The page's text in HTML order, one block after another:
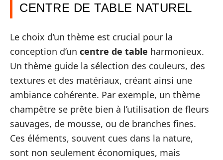
CENTRE DE TABLE NATUREL
Le choix d’un thème est crucial pour la
conception d’un centre de table harmonieux.
Un thème guide la sélection des couleurs, des
textures et des matériaux, créant ainsi une
ambiance cohérente. Par exemple, un thème
champêtre se prête bien à l’utilisation de fleurs
sauvages, de mousse, ou de branches fines.
Ces éléments, souvent cues dans la nature,
sont non seulement économiques, mais